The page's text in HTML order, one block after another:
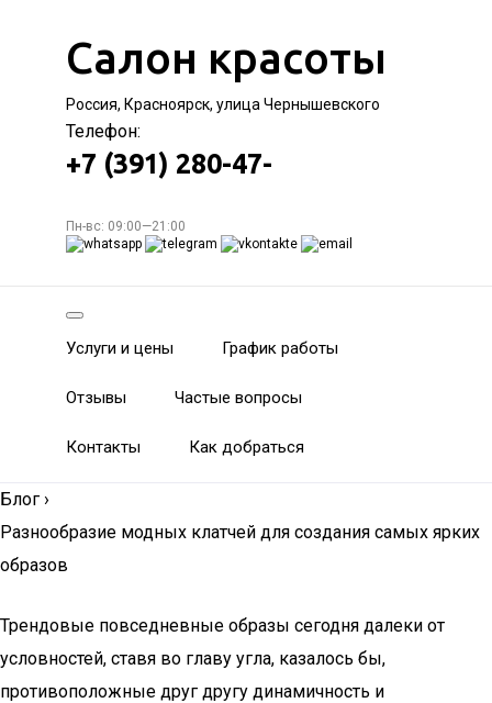
Салон красоты
Россия, Красноярск, улица Чернышевского
Телефон:
+7 (391) 280-47-
Пн-вс: 09:00—21:00
Услуги и цены График работы
Отзывы Частые вопросы
Контакты Как добраться
Блог ›
Разнообразие модных клатчей для создания самых ярких
образов
Трендовые повседневные образы сегодня далеки от
условностей, ставя во главу угла, казалось бы,
противоположные друг другу динамичность и